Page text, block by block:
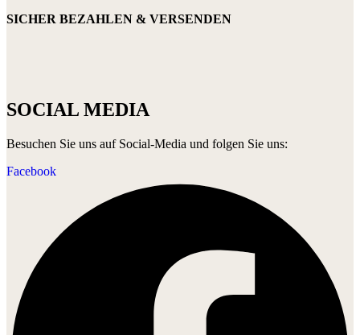
SICHER BEZAHLEN & VERSENDEN
SOCIAL MEDIA
Besuchen Sie uns auf Social-Media und folgen Sie uns:
Facebook